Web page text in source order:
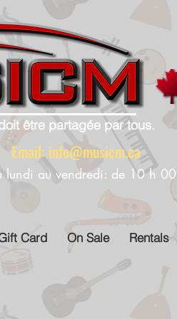
être partagée par tous.
Email: info@musicm.ca
lundi au vendredi: de 10
Card On Sale Rentals